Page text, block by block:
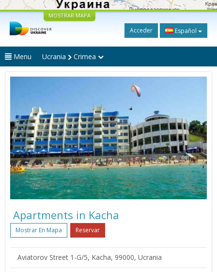
MOSTRAR MAPA
Acceder Español
Menu Ucrania Crimea
Apartments in Kacha
Mostrar En Mapa Reservar
Aviatorov Street 1-G/5, Kacha, 99000, Ucrania